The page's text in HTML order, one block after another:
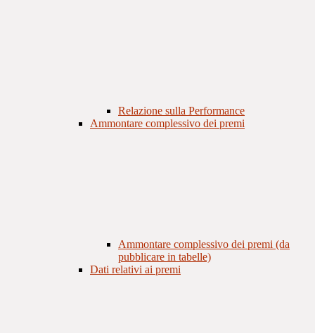
Relazione sulla Performance
Ammontare complessivo dei premi
Ammontare complessivo dei premi (da
pubblicare in tabelle)
Dati relativi ai premi